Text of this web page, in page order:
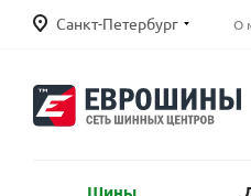
Санкт-Петербург О
Шины